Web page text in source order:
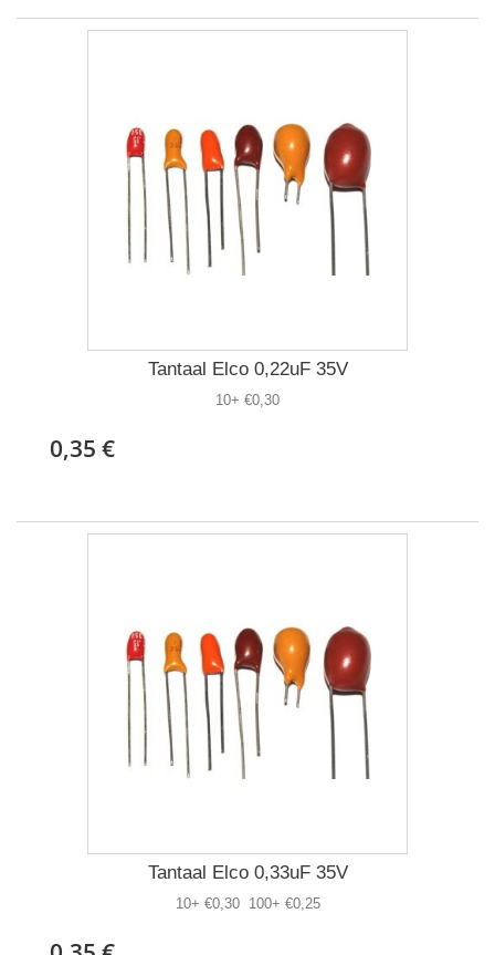
Tantaal Elco 0,22uF 35V
10+ €0,30
0,35 €
Tantaal Elco 0,33uF 35V
10+ €0,30 100+ €0,25